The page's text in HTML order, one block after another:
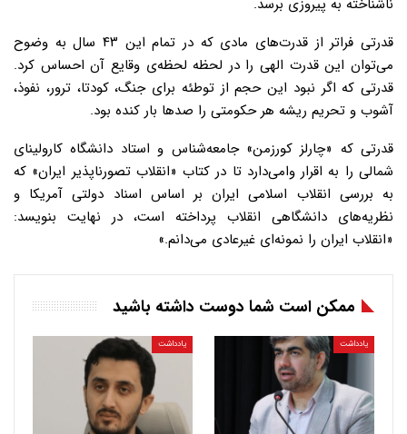
ناشناخته به پیروزی برسد.
قدرتی فراتر از قدرت‌های مادی که در تمام این ۴۳ سال به وضوح
می‌توان این قدرت الهی را در لحظه لحظه‌ی وقایع آن احساس کرد.
قدرتی که اگر نبود این حجم از توطئه برای جنگ، کودتا، ترور، نفوذ،
آشوب و تحریم ریشه هر حکومتی را صدها بار کنده بود.
قدرتی که «چارلز کورزمن» جامعه‌شناس و استاد دانشگاه کارولینای
شمالی را به اقرار وامی‌دارد تا در کتاب «انقلاب تصورناپذیر ایران» که
به بررسی انقلاب اسلامی ایران بر اساس اسناد دولتی آمریکا و
نظریه‌های دانشگاهی انقلاب پرداخته است، در نهایت بنویسد:
«انقلاب ایران را نمونه‌ای غیرعادی می‌دانم.»
ممکن است شما دوست داشته باشید
یادداشت یادداشت